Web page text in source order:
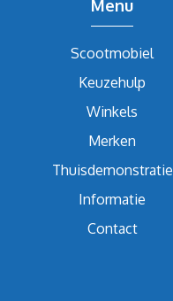
Menu
Scootmobiel
Keuzehulp
Winkels
Merken
Thuisdemonstratie
Informatie
Contact